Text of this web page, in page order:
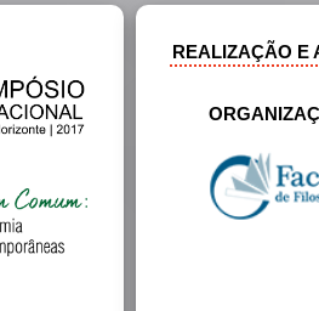
REALIZAÇÃO E